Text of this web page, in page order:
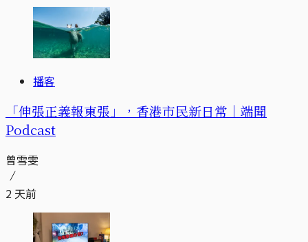
播客
「伸張正義報東張」，香港市民新日常｜端聞
Podcast
曾雪雯
2 天前